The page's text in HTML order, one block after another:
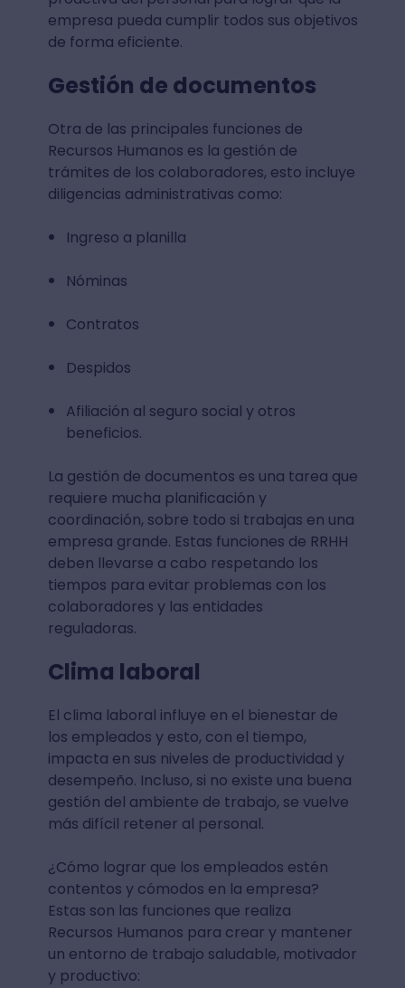
empresa pueda cumplir todos sus objetivos
de forma eficiente.
Gestión de documentos
Otra de las principales funciones de
Recursos Humanos es la gestión de
trámites de los colaboradores, esto incluye
diligencias administrativas como:
Ingreso a planilla
Nóminas
Contratos
Despidos
Afiliación al seguro social y otros
beneficios.
La gestión de documentos es una tarea que
requiere mucha planificación y
coordinación, sobre todo si trabajas en una
empresa grande. Estas funciones de RRHH
deben llevarse a cabo respetando los
tiempos para evitar problemas con los
colaboradores y las entidades
reguladoras.
Clima laboral
El clima laboral influye en el bienestar de
los empleados y esto, con el tiempo,
impacta en sus niveles de productividad y
desempeño. Incluso, si no existe una buena
gestión del ambiente de trabajo, se vuelve
más difícil retener al personal.
¿Cómo lograr que los empleados estén
contentos y cómodos en la empresa?
Estas son las funciones que realiza
Recursos Humanos para crear y mantener
un entorno de trabajo saludable, motivador
y productivo: